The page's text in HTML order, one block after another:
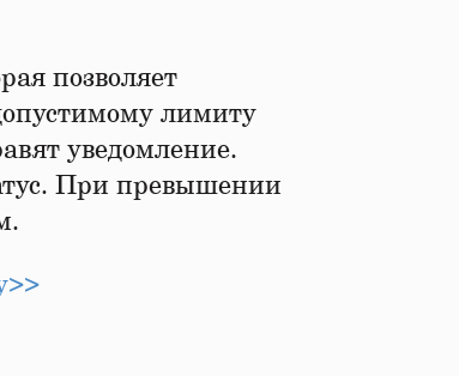
позволяет
лимиту
уведомление.
При превышении